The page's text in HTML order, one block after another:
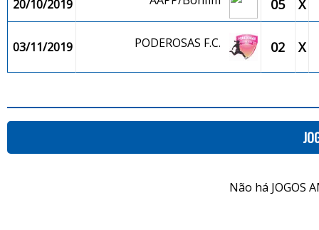
20/10/2019 05 X
03/11/2019 PODEROSAS F.C. 02 X
Não há JOGOS